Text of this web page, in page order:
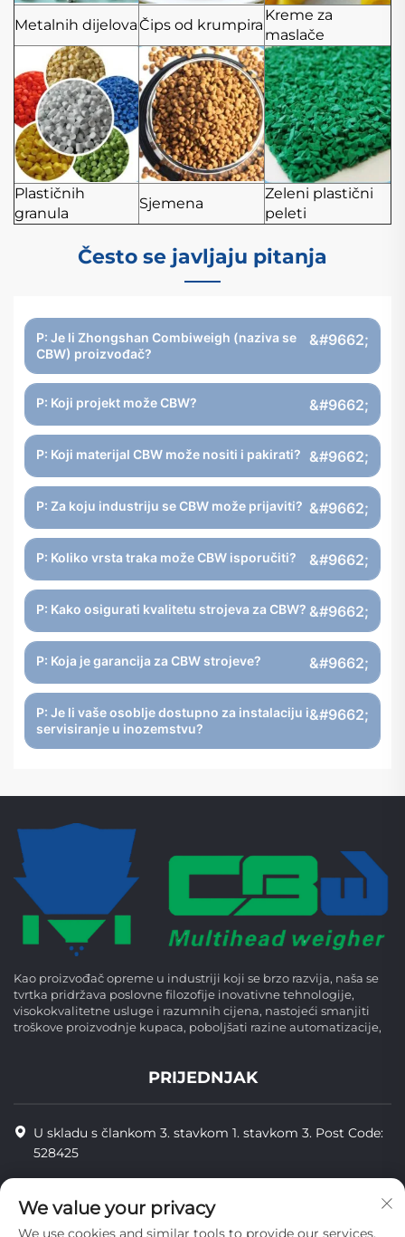
Metalnih dijelovaČips od krumpira
Kreme za
maslače
Plastičnih
granula
Sjemena
Zeleni plastični
peleti
Često se javljaju pitanja
P: Je li Zhongshan Combiweigh (naziva se
CBW) proizvođač?
P: Koji projekt može CBW?
P: Koji materijal CBW može nositi i pakirati?
P: Za koju industriju se CBW može prijaviti?
P: Koliko vrsta traka može CBW isporučiti?
P: Kako osigurati kvalitetu strojeva za CBW?
P: Koja je garancija za CBW strojeve?
P: Je li vaše osoblje dostupno za instalaciju i
servisiranje u inozemstvu?
Kao proizvođač opreme u industriji koji se brzo razvija, naša se
tvrtka pridržava poslovne filozofije inovativne tehnologije,
visokokvalitetne usluge i razumnih cijena, nastojeći smanjiti
troškove proizvodnje kupaca, poboljšati razine automatizacije,
PRIJEDNJAK
U skladu s člankom 3. stavkom 1. stavkom 3. Post Code:
528425
[email protected]
We value your privacy
We use cookies and similar tools to provide our services.